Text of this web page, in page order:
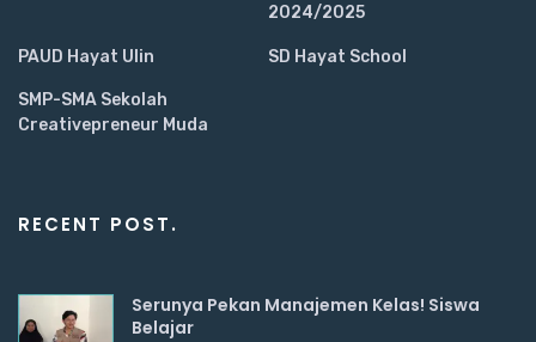
2024/2025
PAUD Hayat Ulin SD Hayat School
SMP-SMA Sekolah
Creativepreneur Muda
RECENT POST.
Serunya Pekan Manajemen Kelas! Siswa
Belajar